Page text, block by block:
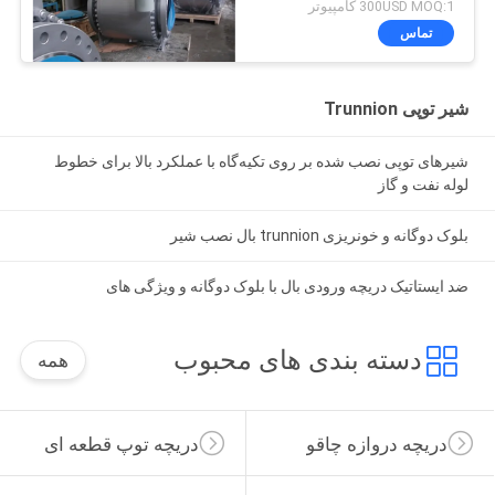
300USD MOQ:1 کامپیوتر
تماس
شیر توپی Trunnion
شیرهای توپی نصب شده بر روی تکیه‌گاه با عملکرد بالا برای خطوط
لوله نفت و گاز
بلوک دوگانه و خونریزی trunnion بال نصب شیر
ضد ایستاتیک دریچه ورودی بال با بلوک دوگانه و ویژگی های
دسته بندی های محبوب همه
دریچه توپ قطعه ای دریچه دروازه چاقو